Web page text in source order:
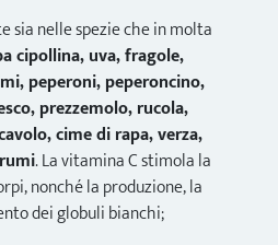
sia nelle spezie che in molta
cipollina, uva, fragole,
peperoni, peperoncino,
prezzemolo, rucola,
cime di rapa, verza,
. La vitamina C stimola la
nonché la produzione, la
dei globuli bianchi;